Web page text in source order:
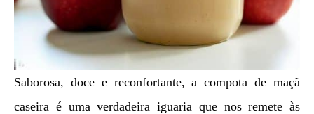
Saborosa, doce e reconfortante, a compota de maçã
caseira é uma verdadeira iguaria que nos remete às